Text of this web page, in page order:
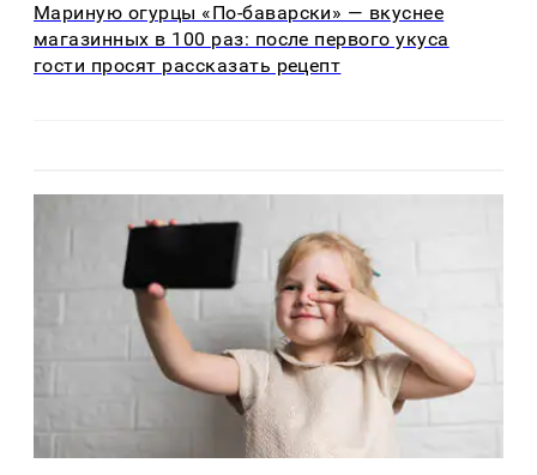
Мариную огурцы «По-баварски» — вкуснее
магазинных в 100 раз: после первого укуса
гости просят рассказать рецепт